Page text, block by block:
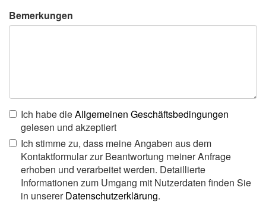
Bemerkungen
Ich habe dieAllgemeinen Geschäftsbedingungen
gelesen und akzeptiert
Ich stimme zu, dass meine Angaben aus dem
Kontaktformular zur Beantwortung meiner Anfrage
erhoben und verarbeitet werden. Detaillierte
Informationen zum Umgang mit Nutzerdaten finden Sie
in unsererDatenschutzerklärung.